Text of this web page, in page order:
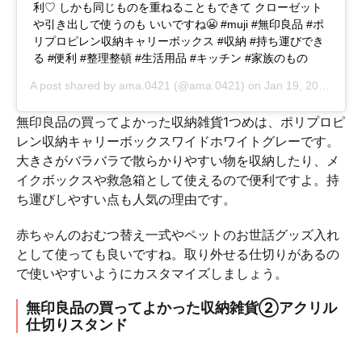
利♡ しかも同じものを重ねることもできて クローゼット
や引き出しで使うのも いいですね😬 #muji #無印良品 #ポ
リプロピレン収納キャリーボックス #収納 #持ち運びでき
る #便利 #整理整頓 #生活用品 #キッチン #家族のもの
A post shared by ama.0421 (@ama.0421) on Jan 19, 2018 at 10:13pm PST
無印良品の買ってよかった収納雑貨1つめは、ポリプロピ
レン収納キャリーボックスワイドホワイトグレーです。
大きさがバラバラで散らかりやすい物を収納したり、メ
イクボックスや救急箱として使えるので便利ですよ。持
ち運びしやすい点も人気の理由です。
赤ちゃんのおむつ替え一式やペットのお世話グッズ入れ
として使っても良いですね。取り外せる仕切りがあるの
で使いやすいようにカスタマイズしましょう。
無印良品の買ってよかった収納雑貨②アクリル
仕切りスタンド